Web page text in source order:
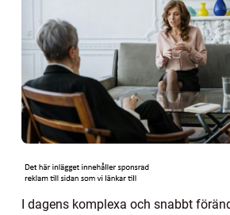
I dagens komplexa och snabbt